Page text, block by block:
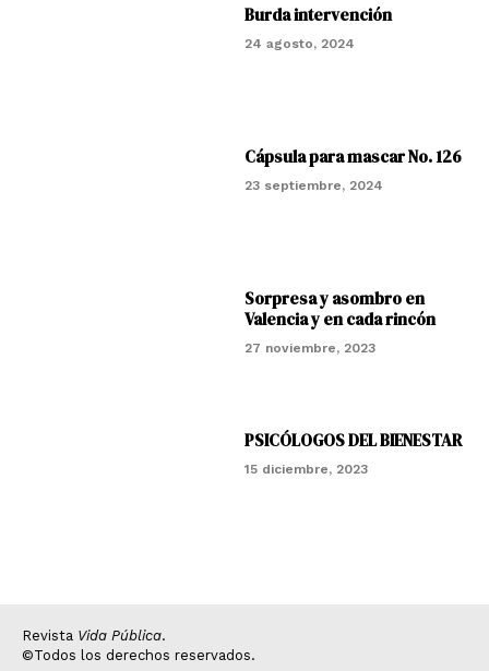
Burda intervención
24 agosto, 2024
Cápsula para mascar No. 126
23 septiembre, 2024
Sorpresa y asombro en
Valencia y en cada rincón
27 noviembre, 2023
PSICÓLOGOS DEL BIENESTAR
15 diciembre, 2023
Revista Vida Pública.
©Todos los derechos reservados.